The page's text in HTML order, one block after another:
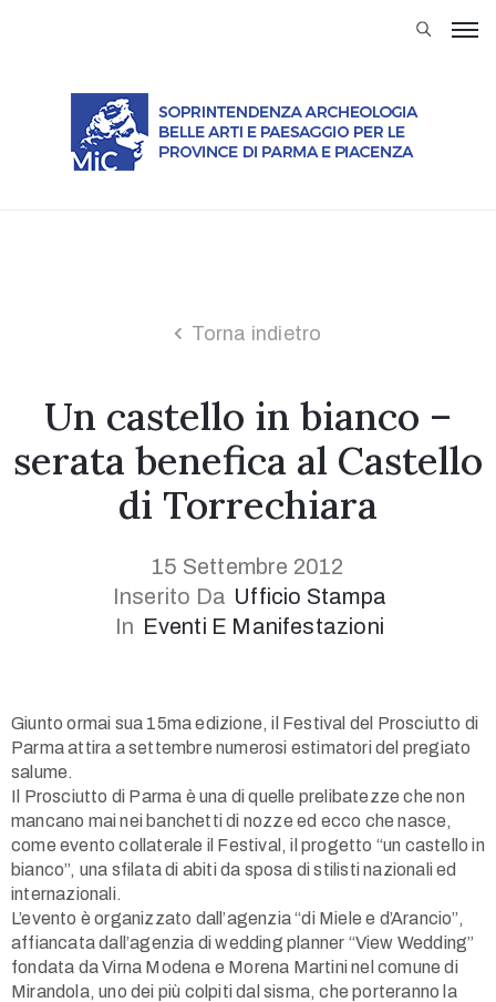
Soprintendenza
Rassegna
stampa
1(617)987-
6543
info@museumwp.com
Privacy
Policy
Terms
of
Torna indietro
Un castello in bianco –
serata benefica al Castello
di Torrechiara
15 Settembre 2012
Inserito Da Ufficio Stampa
In Eventi E Manifestazioni
Giunto ormai sua 15ma edizione, il Festival del Prosciutto di
Parma attira a settembre numerosi estimatori del pregiato
salume.
Il Prosciutto di Parma è una di quelle prelibatezze che non
mancano mai nei banchetti di nozze ed ecco che nasce,
come evento collaterale il Festival, il progetto “un castello in
bianco”, una sfilata di abiti da sposa di stilisti nazionali ed
internazionali.
L’evento è organizzato dall’agenzia “di Miele e d’Arancio”,
affiancata dall’agenzia di wedding planner “View Wedding”
fondata da Virna Modena e Morena Martini nel comune di
Mirandola, uno dei più colpiti dal sisma, che porteranno la